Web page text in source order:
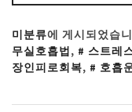
미분류에 게시되었습
무실호흡법, 스트레
장인피로회복, 호흡